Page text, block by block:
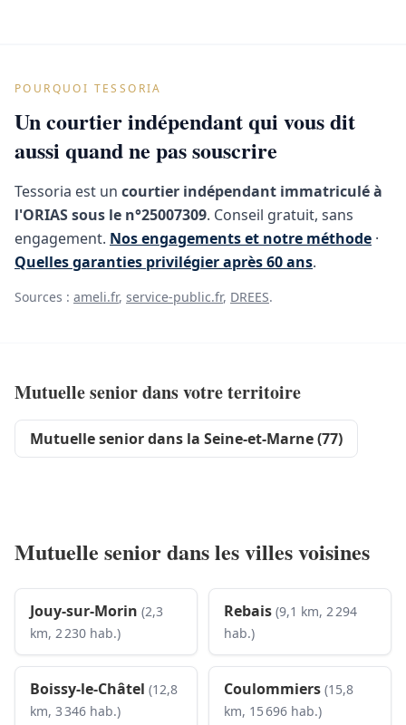
POURQUOI TESSORIA
Un courtier indépendant qui vous dit
aussi quand ne pas souscrire
Tessoria est un courtier indépendant immatriculé à
l'ORIAS sous le n°25007309. Conseil gratuit, sans
engagement. Nos engagements et notre méthode ·
Quelles garanties privilégier après 60 ans.
Sources : ameli.fr, service-public.fr, DREES.
Mutuelle senior dans votre territoire
Mutuelle senior dans la Seine-et-Marne (77)
Mutuelle senior dans les villes voisines
Jouy-sur-Morin (2,3
km, 2 230 hab.)
Rebais (9,1 km, 2 294
hab.)
Boissy-le-Châtel (12,8
km, 3 346 hab.)
Coulommiers (15,8
km, 15 696 hab.)